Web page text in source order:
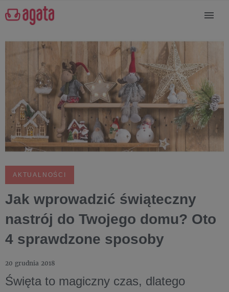
AKTUALNOŚCI
Jak wprowadzić świąteczny
nastrój do Twojego domu? Oto
4 sprawdzone sposoby
20 grudnia 2018
Święta to magiczny czas, dlatego